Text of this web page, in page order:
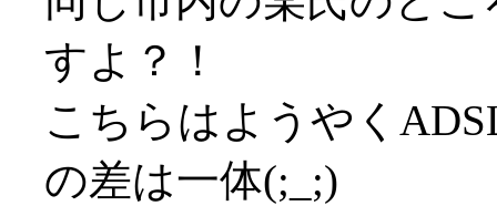
すよ？！
こちらはようやく
の差は一体(;_;)